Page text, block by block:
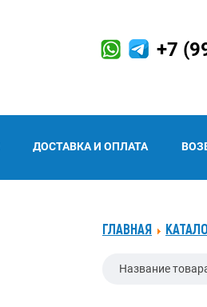
+7
ДОСТАВКА И ОПЛАТА
ГЛАВНАЯ
Название